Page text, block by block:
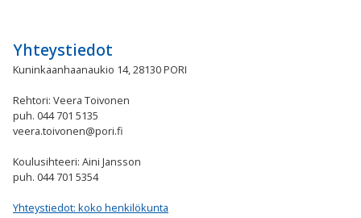
Yhteystiedot
Kuninkaanhaanaukio 14, 28130 PORI
Rehtori: Veera Toivonen
puh. 044 701 5135
veera.toivonen@pori.fi
Koulusihteeri: Aini Jansson
puh. 044 701 5354
Yhteystiedot: koko henkilökunta